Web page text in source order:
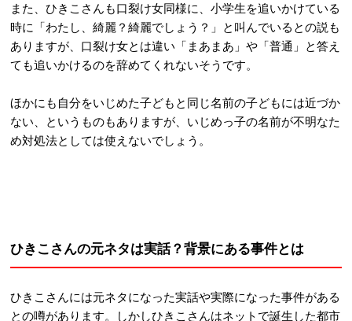
また、ひきこさんも口裂け女同様に、小学生を追いかけている
時に「わたし、綺麗？綺麗でしょう？」と叫んでいるとの説も
ありますが、口裂け女とは違い「まあまあ」や「普通」と答え
ても追いかけるのを辞めてくれないそうです。
ほかにも自分をいじめた子どもと同じ名前の子どもには近づか
ない、というものもありますが、いじめっ子の名前が不明なた
め対処法としては使えないでしょう。
ひきこさんの元ネタは実話？背景にある事件とは
ひきこさんには元ネタになった実話や実際になった事件がある
との噂があります。しかしひきこさんはネットで誕生した都市